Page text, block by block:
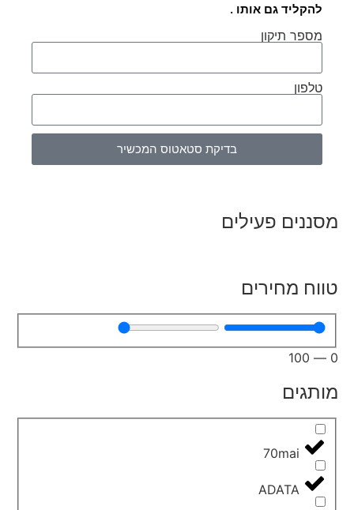
להקליד גם אותו .
מספר תיקון
טלפון
בדיקת סטאטוס המכשיר
מסננים פעילים
טווח מחירים
0
—
100
מותגים
70mai
ADATA